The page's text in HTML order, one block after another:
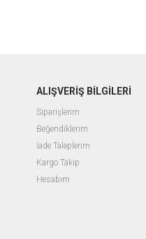
ALIŞVERİŞ BİLGİLERİ
Siparişlerim
Beğendiklerim
İade Taleplerim
Kargo Takip
Hesabım